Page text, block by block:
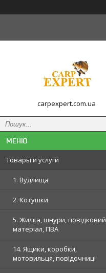
carpexpert.com.ua
Товары и услуги
1. Вудлища
2. Котушки
5. Жилка, шнури, повідковий
матеріал, ПВА
14. Ящики, коробки,
мотовильця, повідочниці